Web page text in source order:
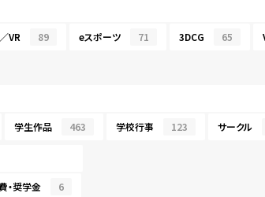
VR 89 eスポーツ 71 3DCG 65
学生作品 463 学校行事 123 サークル
・奨学金 6